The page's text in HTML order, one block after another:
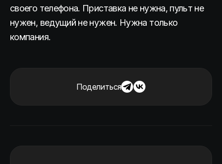
своего телефона. Приставка не нужна, пульт не
нужен, ведущий не нужен. Нужна только
компания.
Поделиться